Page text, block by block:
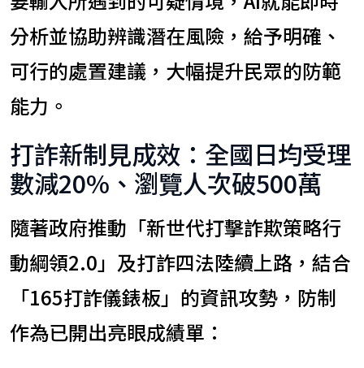
分析並協助辨識潛在風險，給予明確、
可行的處置建議，大幅提升民眾的防範
能力。
打詐新制見成效：全國日均受理
數減20%、瀏覽人次破500萬
隨著政府推動「新世代打擊詐欺策略行
動綱領2.0」及打詐四法陸續上路，結合
「165打詐儀錶板」的資訊攻勢，防制
作為已開出亮眼成績單：